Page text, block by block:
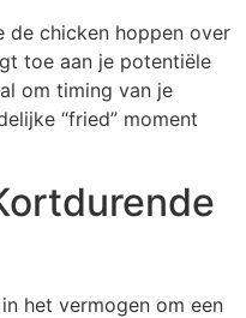
de chicken hoppen over
toe aan je potentiële
om timing van je
“fried” moment
het vermogen om een